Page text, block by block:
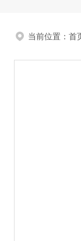
当前位置： 首